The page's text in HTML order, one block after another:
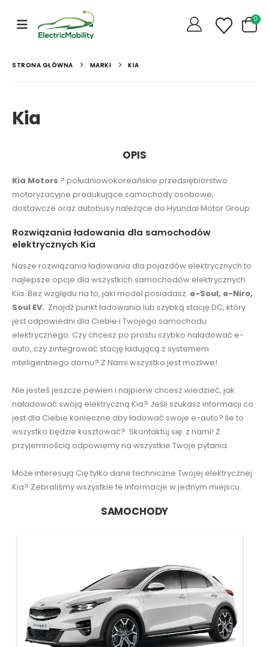
0
STRONA GŁÓWNA MARKI KIA
Kia
OPIS
Kia Motors ? południowokoreańskie przedsiębiorstwo
motoryzacyjne produkujące samochody osobowe,
dostawcze oraz autobusy należące do Hyundai Motor Group
Rozwiązania ładowania dla samochodów
elektrycznych Kia
Nasze rozwiązania ładowania dla pojazdów elektrycznych to
najlepsze opcje dla wszystkich samochodów elektrycznych
Kia. Bez względu na to, jaki model posiadasz: e-Soul, e-Niro,
Soul EV. Znajdź punkt ładowania lub szybką stację DC, który
jest odpowiedni dla Ciebie i Twojego samochodu
elektrycznego. Czy chcesz po prostu szybko naładować e-
auto, czy zintegrować stację ładującą z systemem
inteligentnego domu? Z Nami wszystko jest możliwe!
Nie jesteś jeszcze pewien i najpierw chcesz wiedzieć, jak
naładować swoją elektryczną Kia? Jeśli szukasz informacji co
jest dla Ciebie konieczne aby ładować swoje e-auto? Ile to
wszystko będzie kosztować? Skontaktuj się z nami! Z
przyjemnością odpowiemy na wszystkie Twoje pytania
Może interesują Cię tylko dane techniczne Twojej elektrycznej
Kia? Zebraliśmy wszystkie te informacje w jednym miejscu.
SAMOCHODY